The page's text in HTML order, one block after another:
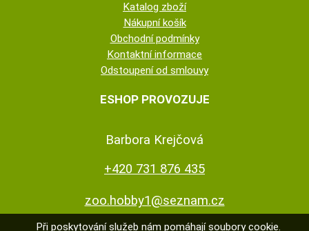
Katalog zboží
Nákupní košík
Obchodní podmínky
Kontaktní informace
Odstoupení od smlouvy
ESHOP PROVOZUJE
Barbora Krejčová
+420 731 876 435
zoo.hobby1@seznam.cz
Při poskytování služeb nám pomáhají soubory cookie.